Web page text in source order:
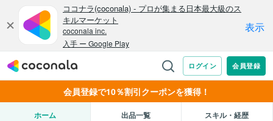
会員登録で10％割引クーポンを獲得！
ホーム 出品一覧 スキル・経歴